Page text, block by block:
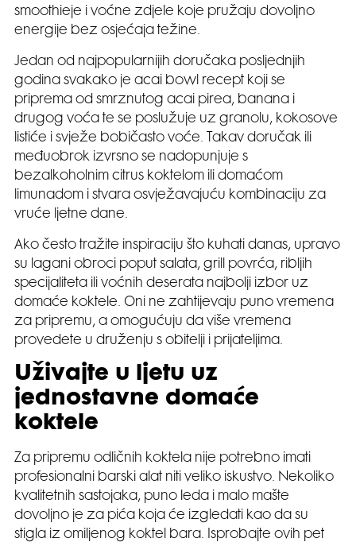
smoothieje i voćne zdjele koje pružaju dovoljno
energije bez osjećaja težine.
Jedan od najpopularnijih doručaka posljednjih
godina svakako je acai bowl recept koji se
priprema od smrznutog acai pirea, banana i
drugog voća te se poslužuje uz granolu, kokosove
listiće i svježe bobičasto voće. Takav doručak ili
međuobrok izvrsno se nadopunjuje s
bezalkoholnim citrus koktelom ili domaćom
limunadom i stvara osvježavajuću kombinaciju za
vruće ljetne dane.
Ako često tražite inspiraciju što kuhati danas, upravo
su lagani obroci poput salata, grill povrća, ribljih
specijaliteta ili voćnih deserata najbolji izbor uz
domaće koktele. Oni ne zahtijevaju puno vremena
za pripremu, a omogućuju da više vremena
provedete u druženju s obitelji i prijateljima.
Uživajte u ljetu uz
jednostavne domaće
koktele
Za pripremu odličnih koktela nije potrebno imati
profesionalni barski alat niti veliko iskustvo. Nekoliko
kvalitetnih sastojaka, puno leda i malo mašte
dovoljno je za pića koja će izgledati kao da su
stigla iz omiljenog koktel bara. Isprobajte ovih pet